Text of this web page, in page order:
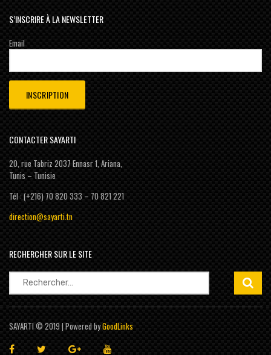
S’INSCRIRE À LA NEWSLETTER
Email
CONTACTER SAYARTI
20, rue Tabriz 2037 Ennasr 1, Ariana,
Tunis – Tunisie
Tél : (+216) 70 820 333 – 70 821 221
direction@sayarti.tn
RECHERCHER SUR LE SITE
Rechercher :
SAYARTI © 2019 | Powered byGoodLinks